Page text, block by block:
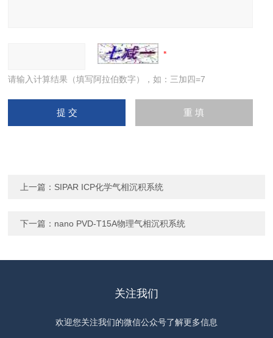
请输入计算结果（填写阿拉伯数字），如：三加四=7
上一篇： SIPAR ICP化学气相沉积系统
下一篇： nano PVD-T15A物理气相沉积系统
关注我们
欢迎您关注我们的微信公众号了解更多信息